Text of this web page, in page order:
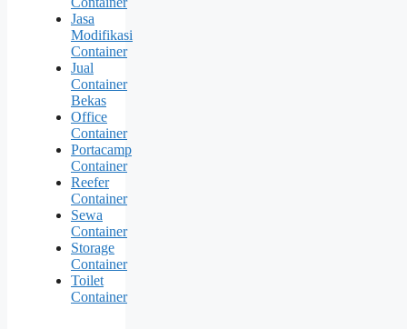
Jasa
Modifikasi
Container
Jual
Container
Bekas
Office
Container
Portacamp
Container
Reefer
Container
Sewa
Container
Storage
Container
Toilet
Container